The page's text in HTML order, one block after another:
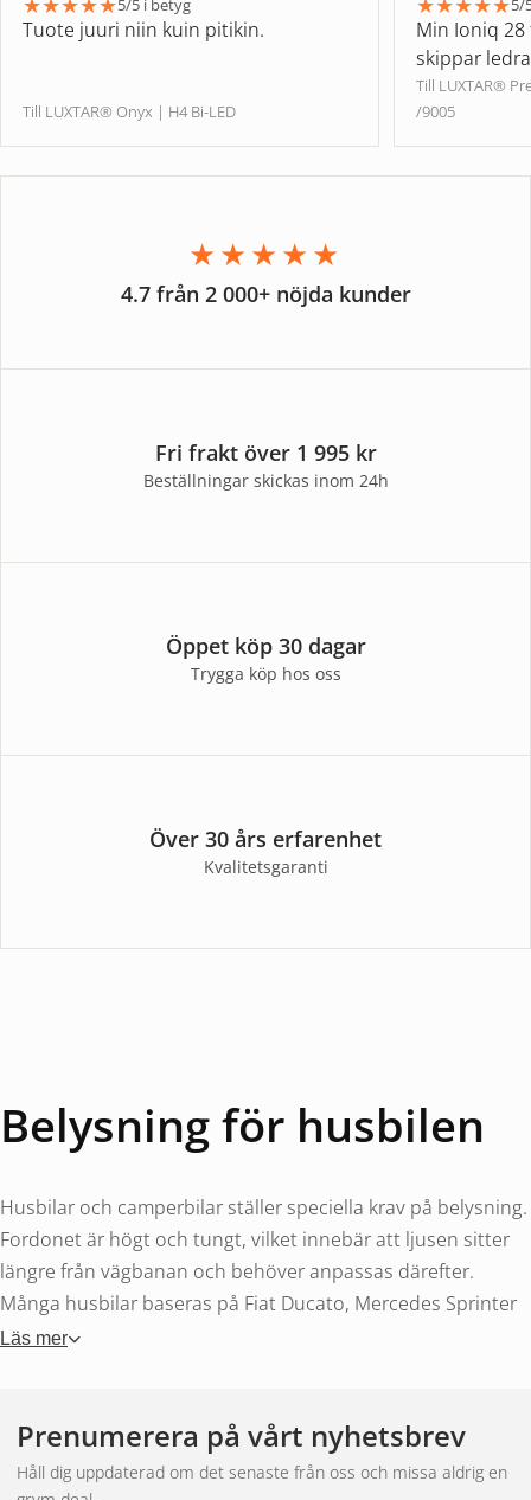
5/5 i betyg
Tuote juuri niin kuin pitikin.
Till LUXTAR® Onyx | H4 Bi-LED
5/
Min Ioniq
skippar
Till LUXTAR®
/9005
★★★★★
4.7 från 2 000+ nöjda kunder
Fri frakt över 1 995 kr
Beställningar skickas inom 24h
Öppet köp 30 dagar
Trygga köp hos oss
Över 30 års erfarenhet
Kvalitetsgaranti
Belysning för husbilen
Husbilar och camperbilar ställer speciella krav på belysning.
Fordonet är högt och tungt, vilket innebär att ljusen sitter
längre från vägbanan och behöver anpassas därefter.
Många husbilar baseras på Fiat Ducato, Mercedes Sprinter
eller VW Crafter – alla har modellanpassade ljuspaket
Populärast för husbilar är ett par
ledramp monterad i grillen. Det ger avsevärt bättre sikt på
mörka campingvägar och vid nattkörning på motorväg.
Läs mer
Prenumerera på vårt nyhetsbrev
Håll dig uppdaterad om det senaste från oss och missa aldrig en